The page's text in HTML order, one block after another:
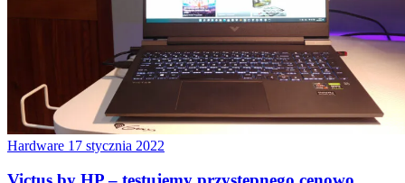
Hardware 17 stycznia 2022